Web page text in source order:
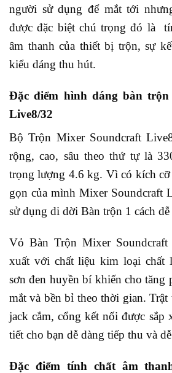
người sử dụng để mắt tới
được đặc biệt chú trọng đó là
âm thanh của thiết bị trộn, sự
kiểu dáng thu hút.
Đặc điểm hình dáng bàn
Live8/32
Bộ Trộn Mixer Soundcraft
rộng, cao, sâu theo thứ tự là
trọng lượng 4.6 kg. Vì có kích
gọn của mình Mixer Soundcraft
sử dụng di dời Bàn trộn 1 cách dễ
Vỏ Bàn Trộn Mixer Soundcraft
xuất với chất liệu kim loại chất
sơn đen huyền bí khiến cho tăng
mắt và bền bỉ theo thời gian.
jack cắm, cổng kết nối được sắp
tiết cho bạn dễ dàng tiếp thu và
Đặc điểm tính chất âm